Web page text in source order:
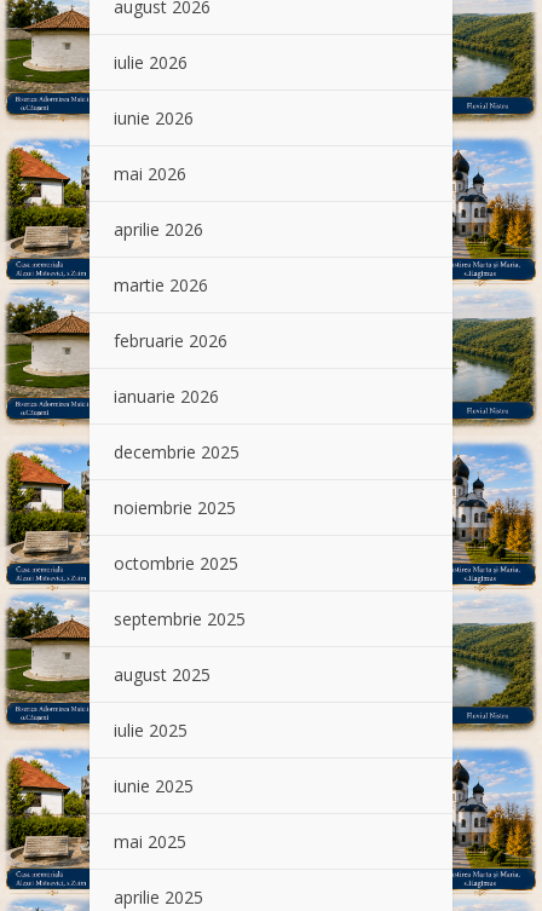
august 2026
iulie 2026
iunie 2026
mai 2026
aprilie 2026
martie 2026
februarie 2026
ianuarie 2026
decembrie 2025
noiembrie 2025
octombrie 2025
septembrie 2025
august 2025
iulie 2025
iunie 2025
mai 2025
aprilie 2025